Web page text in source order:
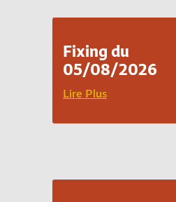
Fixing du
05/08/2026
Lire Plus